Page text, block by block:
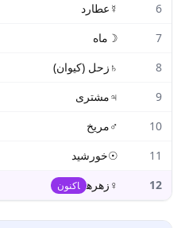
6
☿ عطارد
7
☽ ماه
8
♄ زحل (کیوان)
9
♃مشتری
10
♂مریخ
11
☉خورشید
12
♀ زهره اکنون